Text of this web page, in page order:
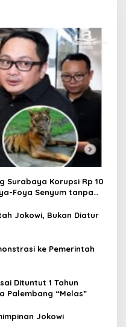
Surabaya Korupsi Rp 10
Foya Senyum tanpa
Jokowi, Bukan Diatur
ke Pemerintah
Dituntut 1 Tahun
Penjara Oknum ASN Dispora Palembang “Melas”
Jokowi